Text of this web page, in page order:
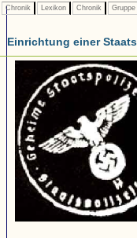
Chronik Lexikon Chronik Gruppe
Einrichtung einer